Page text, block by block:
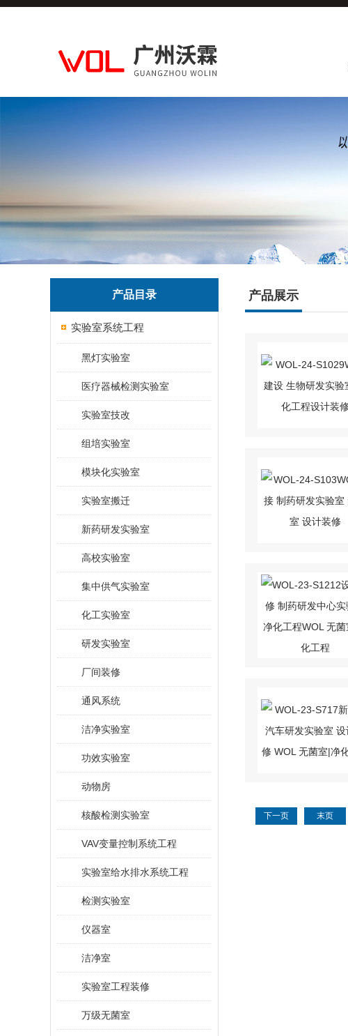
产品目录
实验室系统工程
黑灯实验室
医疗器械检测实验室
实验室技改
组培实验室
模块化实验室
实验室搬迁
新药研发实验室
高校实验室
集中供气实验室
化工实验室
研发实验室
厂间装修
通风系统
洁净实验室
功效实验室
动物房
核酸检测实验室
VAV变量控制系统工程
实验室给水排水系统工程
检测实验室
仪器室
洁净室
实验室工程装修
万级无菌室
产品展示
下一页 末页